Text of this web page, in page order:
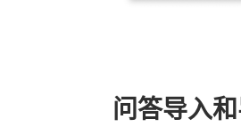
问答导入